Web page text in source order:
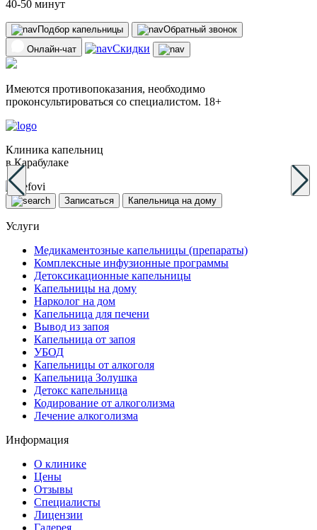
40-50 минут
Подбор капельницы
Обратный звонок
Онлайн-чат
Скидки
Имеются противопоказания, необходимо
проконсультироваться со специалистом. 18+
Клиника капельниц
в Карабулаке
Записаться Капельница на дому
Услуги
Медикаментозные капельницы (препараты)
Комплексные инфузионные программы
Детоксикационные капельницы
Капельницы на дому
Нарколог на дом
Капельница для печени
Вывод из запоя
Капельница от запоя
УБОД
Капельницы от алкоголя
Капельница Золушка
Детокс капельница
Кодирование от алкоголизма
Лечение алкоголизма
Информация
О клинике
Цены
Отзывы
Специалисты
Лицензии